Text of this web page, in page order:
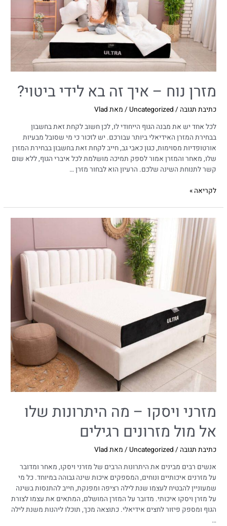
מזרן נוח – איך זה בא לידי ביטוי?
כתיבת תגובה /
Uncategorized / מאת Vlad
לכל אחד יש את מבנה הגוף הייחודי לו, לכן חשוב לקחת זאת בחשבון
בבחירת המזרן האידיאלי ביותר עבורכם. יש לזכור כי מי שסובל מבעיות
אורטופדיות מסוימות, כגון כאבי גב, חייב לקחת זאת בחשבון בבחירת המזרן
שלו, מאחר והמזרן אמור לספק תמיכה מושלמת לכל איברי הגוף, ללא שום
קשר לתנוחת השינה שלכם. הרעיון הוא לבחור מזרן …
לקריאה »
מזרני ויסקו – מה היתרונות שלו
אל מול מזרונים רגילים
כתיבת תגובה /
Uncategorized / מאת Vlad
אנשים רבים מבינים את היתרונות הרבים של מזרני ויסקו, מאחר ומדובר
על מזרנים איכותיים ונוחים, המספקים איכות שינה גבוהה במיוחד. כל מי
שמעוניין להבטיח לעצמו שנת לילה רציפה ומפנקת, חייב להתנסות בשינה
על מזרן ויסקו איכותי. מדובר על המזרן המושלם, המתאים את עצמו לצורת
הגוף ומספק פיזור לחצים אידיאלי. כתוצאה מכך, תוכלו ליהנות משנת לילה
…